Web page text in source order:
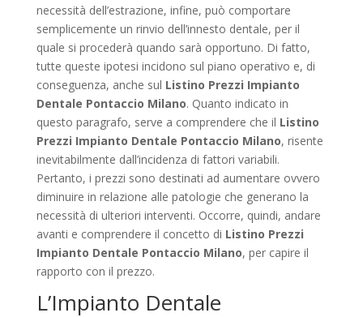
necessità dell’estrazione, infine, può comportare
semplicemente un rinvio dell’innesto dentale, per il
quale si procederà quando sarà opportuno. Di fatto,
tutte queste ipotesi incidono sul piano operativo e, di
conseguenza, anche sul Listino Prezzi Impianto
Dentale Pontaccio Milano. Quanto indicato in
questo paragrafo, serve a comprendere che il Listino
Prezzi Impianto Dentale Pontaccio Milano, risente
inevitabilmente dall’incidenza di fattori variabili.
Pertanto, i prezzi sono destinati ad aumentare ovvero
diminuire in relazione alle patologie che generano la
necessità di ulteriori interventi. Occorre, quindi, andare
avanti e comprendere il concetto di Listino Prezzi
Impianto Dentale Pontaccio Milano, per capire il
rapporto con il prezzo.
L’Impianto Dentale